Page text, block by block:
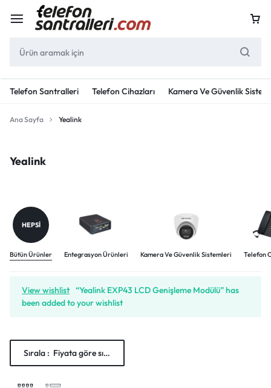
Telefon Santralleri Telefon Cihazları Kamera Ve Güvenlik
Ana Sayfa Yealink
Yealink
HEPSI
Bütün Ürünler Entegrasyon Ürünleri Kamera Ve Güvenlik Sistemleri Telefon
View wishlist “Yealink EXP43 LCD Genişleme Modülü” has
been added to your wishlist
Sırala : Fiyata göre sırala: Düşükten yükseğe